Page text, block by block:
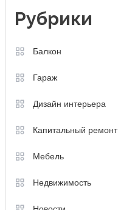
Рубрики
Балкон
Гараж
Дизайн интерьера
Капитальный ремонт
Мебель
Недвижимость